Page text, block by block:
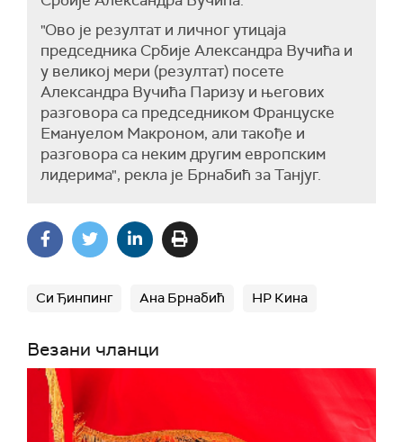
"Ово је резултат и личног утицаја
председника Србије Александра Вучића и
у великој мери (резултат) посете
Александра Вучића Паризу и његових
разговора са председником Француске
Емануелом Макроном, али такође и
разговора са неким другим европским
лидерима", рекла је Брнабић за Танјуг.
Си Ђинпинг Ана Брнабић НР Кина
Везани чланци